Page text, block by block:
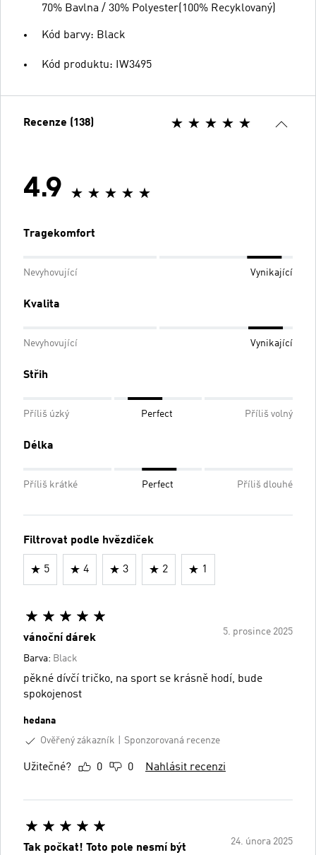
70% Bavlna / 30% Polyester(100% Recyklovaný)
Kód barvy: Black
Kód produktu: IW3495
Recenze (138)
4.9
Tragekomfort
Nevyhovující Vynikající
Kvalita
Nevyhovující Vynikající
Střih
Příliš úzký Perfect Příliš volný
Délka
Příliš krátké Perfect Příliš dlouhé
Filtrovat podle hvězdiček
5 4 3 2 1
5. prosince 2025
vánoční dárek
Barva: Black
pěkné dívčí tričko, na sport se krásně hodí, bude
spokojenost
hedana
Ověřený zákazník
Sponzorovaná recenze
Užitečné? 0 0 Nahlásit recenzi
24. února 2025
Tak počkat! Toto pole nesmí být